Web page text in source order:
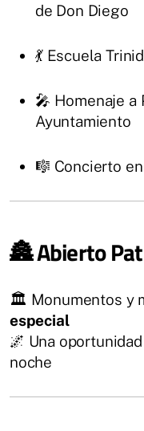
de Don Diego
💃 Escuela
🎤 Homenaje a
Ayuntamiento
🎼 Concierto
🏯 Abierto
🏛️ Monumentos y
especial
🌌 Una
noche